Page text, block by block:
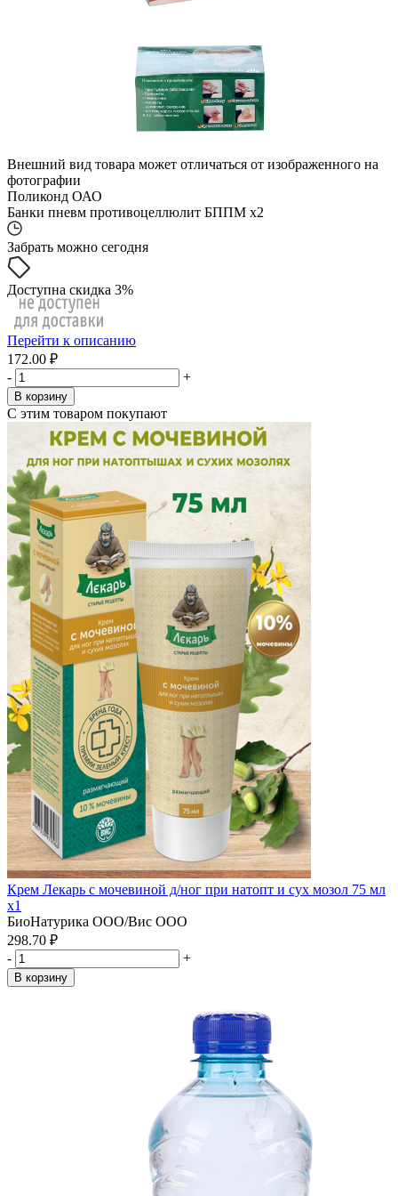
Внешний вид товара может отличаться от изображенного на
фотографии
Поликонд ОАО
Банки пневм противоцеллюлит БППМ x2
Забрать можно сегодня
Доступна скидка 3%
Перейти к описанию
172.00 ₽
-
+
В корзину
С этим товаром покупают
Крем Лекарь с мочевиной д/ног при натопт и сух мозол 75 мл
x1
БиоНатурика ООО/Вис ООО
298.70 ₽
-
+
В корзину